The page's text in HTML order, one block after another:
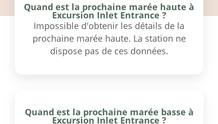
Quand est la prochaine marée haute à
Excursion Inlet Entrance ?
Impossible d'obtenir les détails de la
prochaine marée haute. La station ne
dispose pas de ces données.
Quand est la prochaine marée basse à
Excursion Inlet Entrance ?